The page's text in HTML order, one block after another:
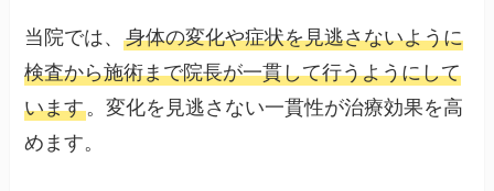
当院では、身体の変化や症状を見逃さないように
検査から施術まで院長が一貫して行うようにして
います。変化を見逃さない一貫性が治療効果を高
めます。